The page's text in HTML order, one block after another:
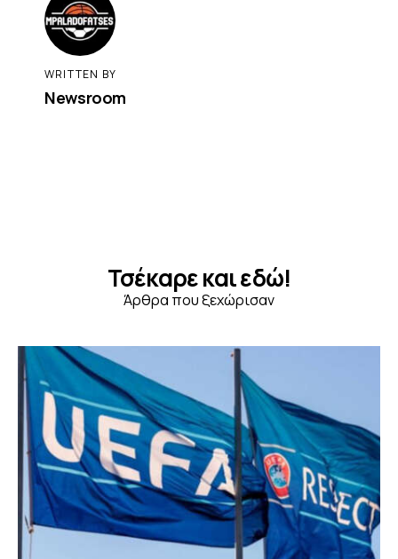
WRITTEN BY
Newsroom
Τσέκαρε και εδώ!
Άρθρα που ξεχώρισαν